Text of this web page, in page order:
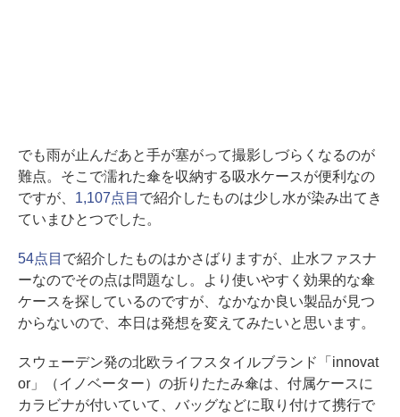
でも雨が止んだあと手が塞がって撮影しづらくなるのが
難点。そこで濡れた傘を収納する吸水ケースが便利なの
ですが、 1,107点目 で紹介したものは少し水が染み出てき
ていまひとつでした。
54点目 で紹介したものはかさばりますが、止水ファスナ
ーなのでその点は問題なし。より使いやすく効果的な傘
ケースを探しているのですが、なかなか良い製品が見つ
からないので、本日は発想を変えてみたいと思います。
スウェーデン発の北欧ライフスタイルブランド「innovat
or」（イノベーター）の折りたたみ傘は、付属ケースに
カラビナが付いていて、バッグなどに取り付けて携行で